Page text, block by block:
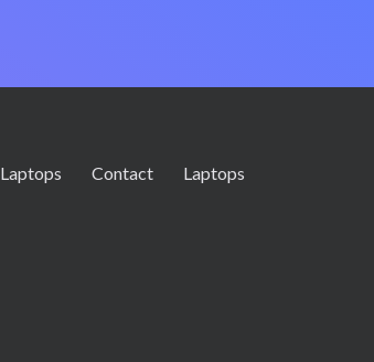
Laptops Contact
Laptops